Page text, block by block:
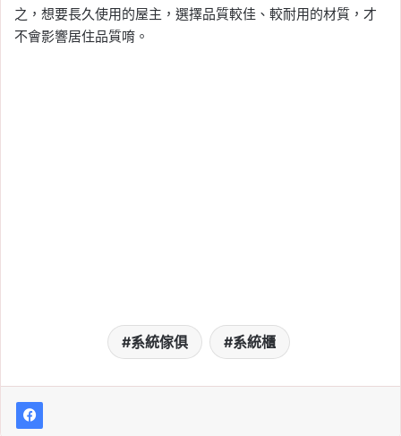
之，想要長久使用的屋主，選擇品質較佳、較耐用的材質，才
不會影響居住品質唷。
系統傢俱 系統櫃